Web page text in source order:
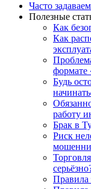
Часто
Полезные
Как
Как
формате
Будь
работу
Брак в
Риск
Правила